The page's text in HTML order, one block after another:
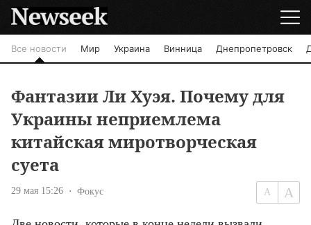
Все новости Мир Украина Винница Днепропетровск
Фантазии Ли Хуэя. Почему для
Украины неприемлема
китайская миротворческая
суета
29 мая 15:26 Фокус